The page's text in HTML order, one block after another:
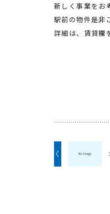
新しく事業をお
駅前の物件是非
詳細は、賃貸
〈